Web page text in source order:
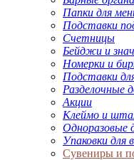
Папки для
Подставки
Счетницы
Бейджи и
Номерки и
Подставки
Разделочные
Акции
Клеймо и
Одноразовые
Упаковки для
Сувениры и